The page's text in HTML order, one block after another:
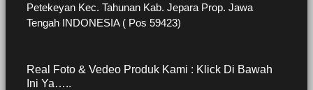
Petekeyan Kec. Tahunan Kab. Jepara Prop. Jawa
Tengah INDONESIA ( Pos 59423)
Real Foto & Vedeo Produk Kami : Klick Di Bawah
Ini Ya…..